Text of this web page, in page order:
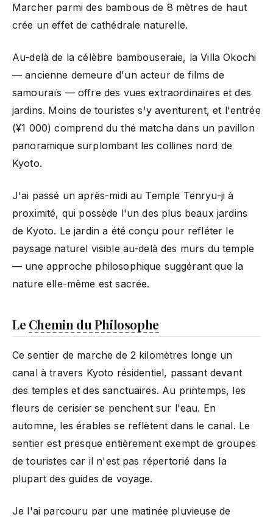
Marcher parmi des bambous de 8 mètres de haut
crée un effet de cathédrale naturelle.
Au-delà de la célèbre bambouseraie, la Villa Okochi
— ancienne demeure d'un acteur de films de
samouraïs — offre des vues extraordinaires et des
jardins. Moins de touristes s'y aventurent, et l'entrée
(¥1 000) comprend du thé matcha dans un pavillon
panoramique surplombant les collines nord de
Kyoto.
J'ai passé un après-midi au Temple Tenryu-ji à
proximité, qui possède l'un des plus beaux jardins
de Kyoto. Le jardin a été conçu pour refléter le
paysage naturel visible au-delà des murs du temple
— une approche philosophique suggérant que la
nature elle-même est sacrée.
Le Chemin du Philosophe
Ce sentier de marche de 2 kilomètres longe un
canal à travers Kyoto résidentiel, passant devant
des temples et des sanctuaires. Au printemps, les
fleurs de cerisier se penchent sur l'eau. En
automne, les érables se reflètent dans le canal. Le
sentier est presque entièrement exempt de groupes
de touristes car il n'est pas répertorié dans la
plupart des guides de voyage.
Je l'ai parcouru par une matinée pluvieuse de